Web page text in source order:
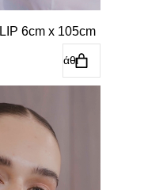
6cm x 105cm
στο καλάθι